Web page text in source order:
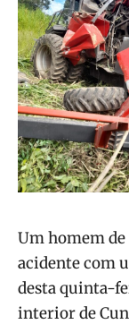
Um homem
acidente com
desta quinta-
interior de